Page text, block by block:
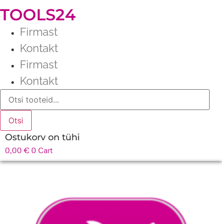
TOOLS24
Firmast
Kontakt
Firmast
Kontakt
Products
search
Otsi
Ostukorv on tühi
0,00 € 0 Cart